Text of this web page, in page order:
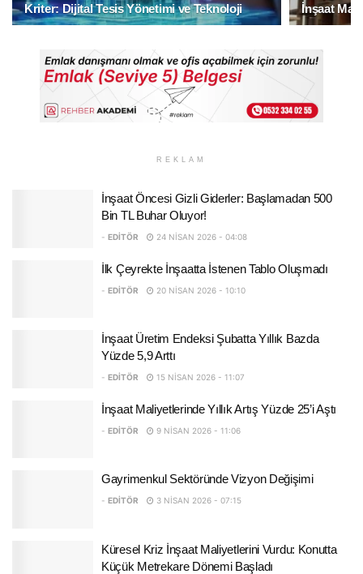
Kriter: Dijital Tesis Yönetimi ve Teknoloji
İnşaat
REKLAM
İnşaat Öncesi Gizli Giderler: Başlamadan 500
Bin TL Buhar Oluyor!
- EDITÖR 24 NISAN 2026 - 04:08
İlk Çeyrekte İnşaatta İstenen Tablo Oluşmadı
- EDITÖR 20 NISAN 2026 - 10:10
İnşaat Üretim Endeksi Şubatta Yıllık Bazda
Yüzde 5,9 Arttı
- EDITÖR 15 NISAN 2026 - 11:07
İnşaat Maliyetlerinde Yıllık Artış Yüzde 25’i Aştı
- EDITÖR 9 NISAN 2026 - 11:06
Gayrimenkul Sektöründe Vizyon Değişimi
- EDITÖR 3 NISAN 2026 - 07:15
Küresel Kriz İnşaat Maliyetlerini Vurdu: Konutta
Küçük Metrekare Dönemi Başladı